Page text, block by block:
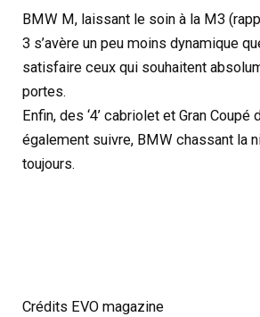
BMW M, laissant le soin à la M3
3 s’avère un peu moins dynamique
satisfaire ceux qui souhaitent
portes.
Enfin, des ‘4’ cabriolet et Gran Coupé
également suivre, BMW chassant la
toujours.
Crédits EVO magazine